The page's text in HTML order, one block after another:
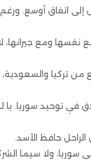
إلى اتفاق أوسع.
مع نفسها ومع
من تركيا والسعودية،
في توحيد سوريا.
ولا سيما